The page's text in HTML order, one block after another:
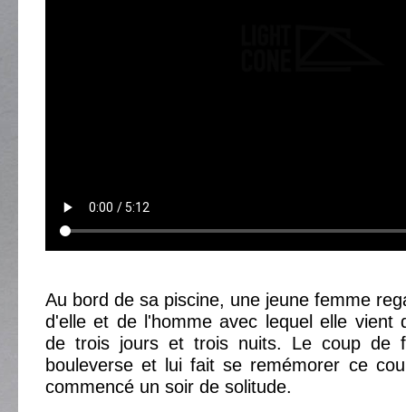
Au bord de sa piscine, une jeune femme
d'elle et de l'homme avec lequel elle vient
de trois jours et trois nuits. Le coup de
bouleverse et lui fait se remémorer ce
commencé un soir de solitude.